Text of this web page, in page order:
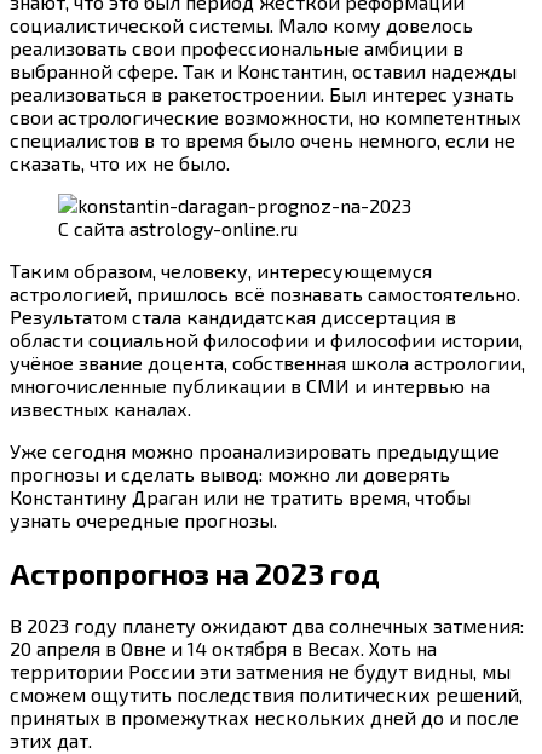
социалистической системы. Мало кому довелось
реализовать свои профессиональные амбиции в
выбранной сфере. Так и Константин, оставил надежды
реализоваться в ракетостроении. Был интерес узнать
свои астрологические возможности, но компетентных
специалистов в то время было очень немного, если не
сказать, что их не было.
С сайта astrology-online.ru
Таким образом, человеку, интересующемуся
астрологией, пришлось всё познавать самостоятельно.
Результатом стала кандидатская диссертация в
области социальной философии и философии истории,
учёное звание доцента, собственная школа астрологии,
многочисленные публикации в СМИ и интервью на
известных каналах.
Уже сегодня можно проанализировать предыдущие
прогнозы и сделать вывод: можно ли доверять
Константину Драган или не тратить время, чтобы
узнать очередные прогнозы.
Астропрогноз на 2023 год
В 2023 году планету ожидают два солнечных затмения:
20 апреля в Овне и 14 октября в Весах. Хоть на
территории России эти затмения не будут видны, мы
сможем ощутить последствия политических решений,
принятых в промежутках нескольких дней до и после
этих дат.